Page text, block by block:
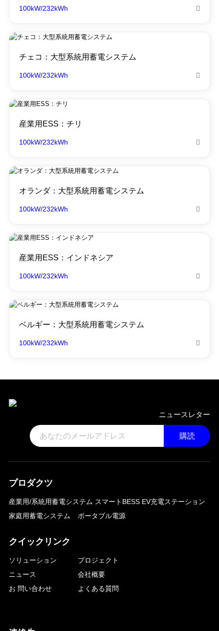
100kW/232kWh 
チェコ：大型系統用蓄電システム
100kW/232kWh 
産業用ESS：チリ
100kW/232kWh 
オランダ：大型系統用蓄電システム
100kW/232kWh 
産業用ESS：インドネシア
100kW/232kWh 
ベルギー：大型系統用蓄電システム
100kW/232kWh 
ニュースレター
購読
プロダクツ
産業用/系統用蓄電システム スマートBESS EV充電ステーション
家庭用蓄電システム
ポータブル電源
クイックリンク
ソリューション
プロジェクト
ニュース
会社概要
お 問い合わせ
よくある質問